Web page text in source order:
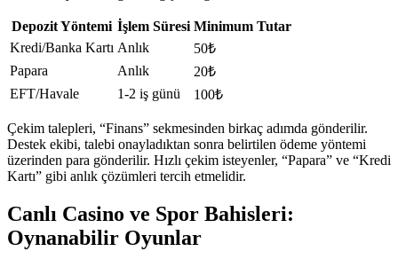
Depozit Yöntemi İşlem Süresi Minimum Tutar
Kredi/Banka Kartı Anlık
50₺
Papara
Anlık
20₺
EFT/Havale
1‑2 iş günü 100₺
Çekim talepleri, “Finans” sekmesinden birkaç adımda gönderilir.
Destek ekibi, talebi onayladıktan sonra belirtilen ödeme yöntemi
üzerinden para gönderilir. Hızlı çekim isteyenler, “Papara” ve “Kredi
Kartı” gibi anlık çözümleri tercih etmelidir.
Canlı Casino ve Spor Bahisleri:
Oynanabilir Oyunlar